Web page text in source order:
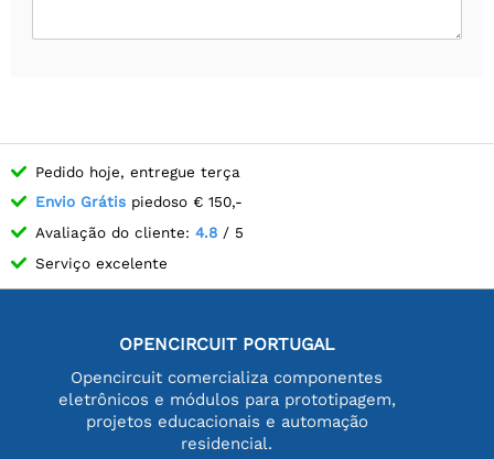
Pedido hoje, entregue terça
Envio Grátis piedoso € 150,-
Avaliação do cliente: 4.8 / 5
Serviço excelente
OPENCIRCUIT PORTUGAL
Opencircuit comercializa componentes
eletrônicos e módulos para prototipagem,
projetos educacionais e automação
residencial.